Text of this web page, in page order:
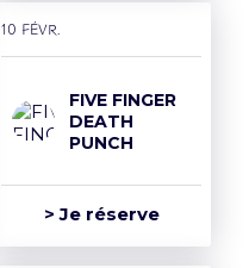
10 févr.
FIVE FINGER
DEATH
PUNCH
> Je réserve